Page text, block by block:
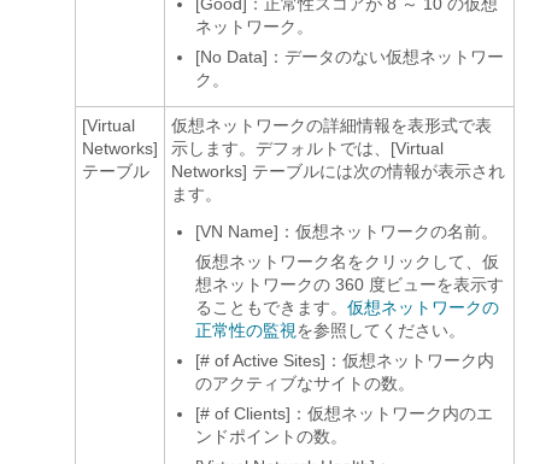
ネットワーク。
[No Data]：データのない仮想ネットワー
ク。
[Virtual
Networks]
テーブル
仮想ネットワークの詳細情報を表形式で表
示します。デフォルトでは、[Virtual
Networks] テーブルには次の情報が表示され
ます。
[VN Name]：仮想ネットワークの名前。
仮想ネットワーク名をクリックして、仮
想ネットワークの 360 度ビューを表示す
ることもできます。 仮想ネットワークの
正常性の監視を参照してください。
[# of Active Sites]：仮想ネットワーク内
のアクティブなサイトの数。
[# of Clients]：仮想ネットワーク内のエ
ンドポイントの数。